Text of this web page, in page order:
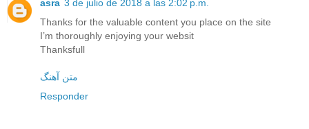
asra 3 de julio de 2018 a las 2:02 p.m.
Thanks for the valuable content you place on the site
I’m thoroughly enjoying your websit
Thanksfull
متن آهنگ
Responder